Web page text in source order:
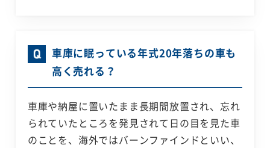
車庫に眠っている年式20年落ちの車も
高く売れる？
車庫や納屋に置いたまま長期間放置され、忘れ
られていたところを発見されて日の目を見た車
のことを、海外ではバーンファインドといい、